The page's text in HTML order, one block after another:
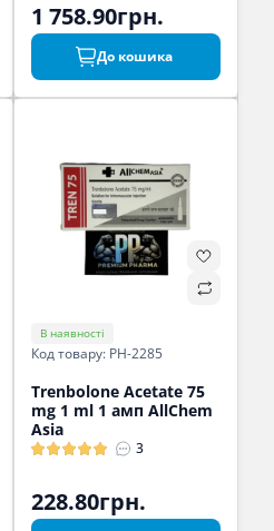
1 758.90грн.
До кошика
В наявності
Код товару: PH-2285
Trenbolone Acetate 75
mg 1 ml 1 амп AllChem
Asia
3
228.80грн.